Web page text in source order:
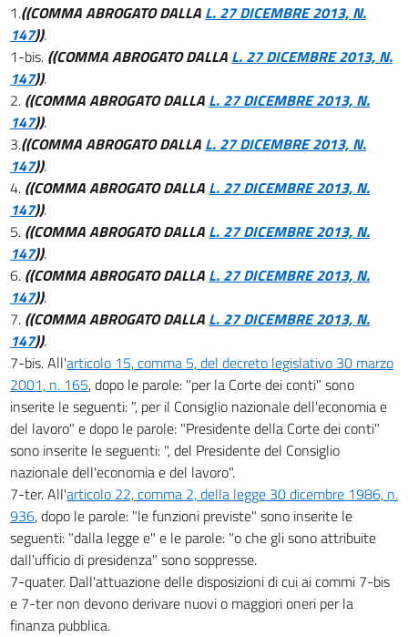
17
18
20
Titolo V
Finalizzazione dei risparmi di spesa ed altre disposizioni
21
((Titolo V-bis
Efficientamento, valorizzazione e dismissione del patrimonio pubblico, e
misure di razionalizzazione dell'amministrazione economico-finanziaria
nonchè misure di rafforzamento patrimoniale delle imprese del settore
23 bis
23 ter
23 quater
23 quinquies
23 sexies
23 septies
23 octies
23 novies
23 decies
23 undecies
1.((COMMA ABROGATO DALLA L. 27 DICEMBRE 2013, N.
147)).
1-bis. ((COMMA ABROGATO DALLA L. 27 DICEMBRE 2013, N.
147)).
2. ((COMMA ABROGATO DALLA L. 27 DICEMBRE 2013, N.
147)).
3.((COMMA ABROGATO DALLA L. 27 DICEMBRE 2013, N.
147)).
4. ((COMMA ABROGATO DALLA L. 27 DICEMBRE 2013, N.
147)).
5. ((COMMA ABROGATO DALLA L. 27 DICEMBRE 2013, N.
147)).
6. ((COMMA ABROGATO DALLA L. 27 DICEMBRE 2013, N.
147)).
7. ((COMMA ABROGATO DALLA L. 27 DICEMBRE 2013, N.
147)).
7-bis. All'articolo 15, comma 5, del decreto legislativo 30 marzo
2001, n. 165, dopo le parole: "per la Corte dei conti" sono
inserite le seguenti: ", per il Consiglio nazionale dell'economia e
del lavoro" e dopo le parole: "Presidente della Corte dei conti"
sono inserite le seguenti: ", del Presidente del Consiglio
nazionale dell'economia e del lavoro".
7-ter. All'articolo 22, comma 2, della legge 30 dicembre 1986, n.
936, dopo le parole: "le funzioni previste" sono inserite le
seguenti: "dalla legge e" e le parole: "o che gli sono attribuite
dall'ufficio di presidenza" sono soppresse.
7-quater. Dall'attuazione delle disposizioni di cui ai commi 7-bis
e 7-ter non devono derivare nuovi o maggiori oneri per la
finanza pubblica.